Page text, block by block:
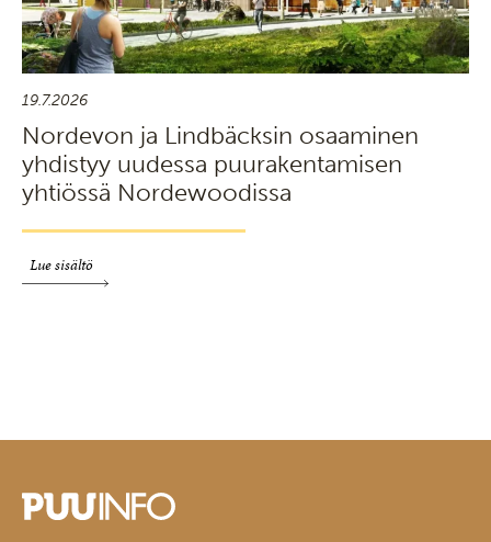
19.7.2026
Nordevon ja Lindbäcksin osaaminen
yhdistyy uudessa puurakentamisen
yhtiössä Nordewoodissa
Lue sisältö